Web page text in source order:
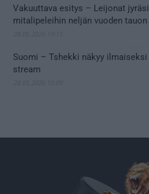
Vakuuttava esitys – Leijonat
mitalipeleihin neljän vuoden
Suomi – Tshekki näkyy
stream